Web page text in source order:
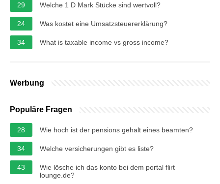
29
Welche 1 D Mark Stücke sind wertvoll?
24 Was kostet eine Umsatzsteuererklärung?
34 What is taxable income vs gross income?
Werbung
Populäre Fragen
28 Wie hoch ist der pensions gehalt eines beamten?
34 Welche versicherungen gibt es liste?
43
Wie lösche ich das konto bei dem portal flirt
lounge.de?